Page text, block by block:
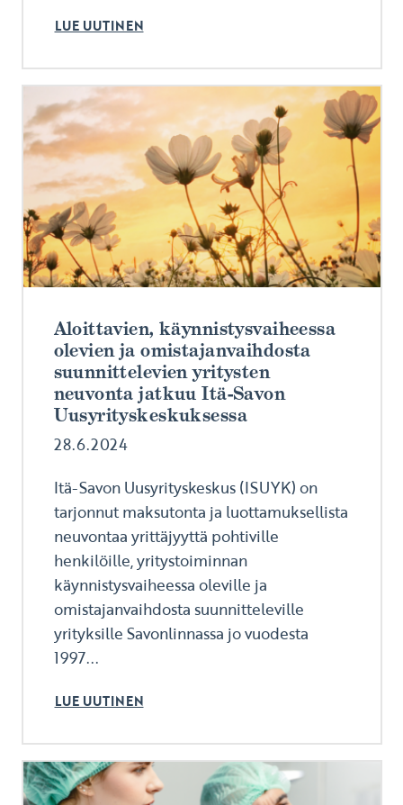
LUE UUTINEN
Aloittavien, käynnistysvaiheessa
olevien ja omistajanvaihdosta
suunnittelevien yritysten
neuvonta jatkuu Itä-Savon
Uusyrityskeskuksessa
28.6.2024
Itä-Savon Uusyrityskeskus (ISUYK) on
tarjonnut maksutonta ja luottamuksellista
neuvontaa yrittäjyyttä pohtiville
henkilöille, yritystoiminnan
käynnistysvaiheessa oleville ja
omistajanvaihdosta suunnitteleville
yrityksille Savonlinnassa jo vuodesta
1997...
LUE UUTINEN